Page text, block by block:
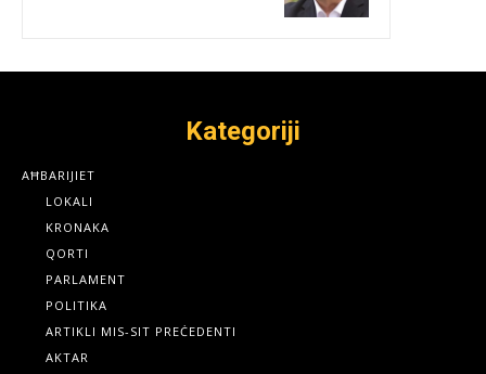
Kategoriji
AĦBARIJIET
LOKALI
KRONAKA
QORTI
PARLAMENT
POLITIKA
ARTIKLI MIS-SIT PREĊEDENTI
AKTAR